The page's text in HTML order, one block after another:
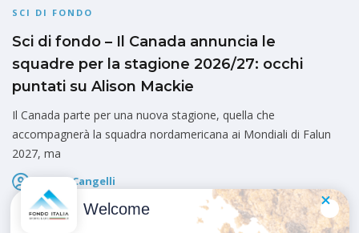
SCI DI FONDO
Sci di fondo – Il Canada annuncia le
squadre per la stagione 2026/27: occhi
puntati su Alison Mackie
Il Canada parte per una nuova stagione, quella che
accompagnerà la squadra nordamericana ai Mondiali di Falun
2027, ma
Marco Cangelli
Pubblicato il
Welcome